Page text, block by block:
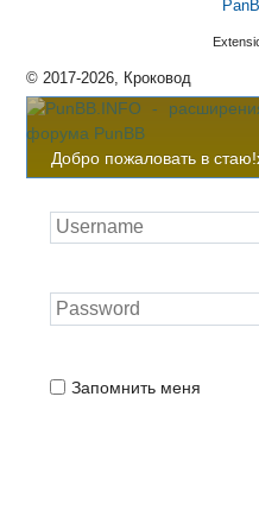
© 2017-2026, Кроковод
Добро пожаловать в стаю!
Запомнить меня